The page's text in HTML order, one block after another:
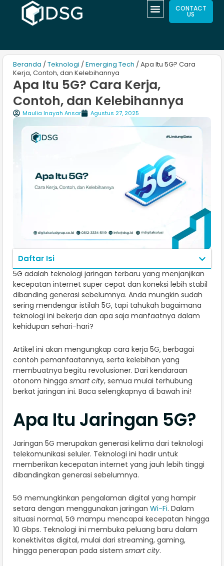
CONTACT
US
Beranda / Teknologi / Emerging Tech / Apa Itu 5G? Cara
Kerja, Contoh, dan Kelebihannya
Apa Itu 5G? Cara Kerja,
Contoh, dan Kelebihannya
Maulia Inayah Ansar Agustus 27, 2025
Daftar Isi
5G adalah teknologi jaringan terbaru yang menjanjikan
kecepatan internet super cepat dan koneksi lebih stabil
dibanding generasi sebelumnya. Anda mungkin sudah
sering mendengar istilah 5G, tapi tahukah bagaimana
teknologi ini bekerja dan apa saja manfaatnya dalam
kehidupan sehari-hari?
Artikel ini akan mengungkap cara kerja 5G, berbagai
contoh pemanfaatannya, serta kelebihan yang
membuatnya begitu revolusioner. Dari kendaraan
otonom hingga smart city, semua mulai terhubung
berkat jaringan ini. Baca selengkapnya di bawah ini!
Apa Itu Jaringan 5G?
Jaringan 5G merupakan generasi kelima dari teknologi
telekomunikasi seluler. Teknologi ini hadir untuk
memberikan kecepatan internet yang jauh lebih tinggi
dibandingkan generasi sebelumnya.
5G memungkinkan pengalaman digital yang hampir
setara dengan menggunakan jaringan Wi-Fi. Dalam
situasi normal, 5G mampu mencapai kecepatan hingga
10 Gbps. Teknologi ini membuka peluang baru dalam
konektivitas digital, mulai dari streaming, gaming,
hingga penerapan pada sistem smart city.